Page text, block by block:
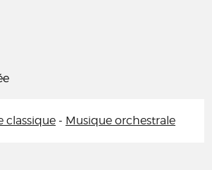
classique - Musique orchestrale